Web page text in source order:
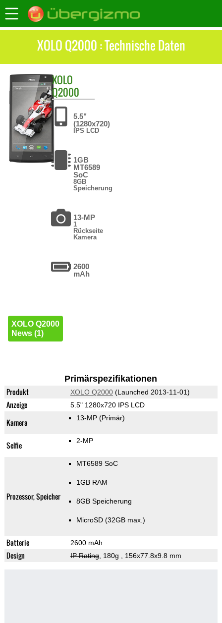
XOLO Q2000 : Technische Daten
XOLO
Q2000
5.5"
(1280x720)
IPS LCD
1GB
MT6589
SoC
8GB
Speicherung
13-MP
1
Rückseite
Kamera
2600
mAh
XOLO Q2000
News (1)
Primärspezifikationen
Produkt XOLO Q2000(Launched 2013-11-01)
Anzeige 5.5" 1280x720 IPS LCD
Kamera 13-MP (Primär)
Selfie 2-MP
Prozessor, Speicher
MT6589 SoC
1GB RAM
8GB Speicherung
MicroSD (32GB max.)
Batterie 2600 mAh
Design IP Rating, 180g , 156x77.8x9.8 mm